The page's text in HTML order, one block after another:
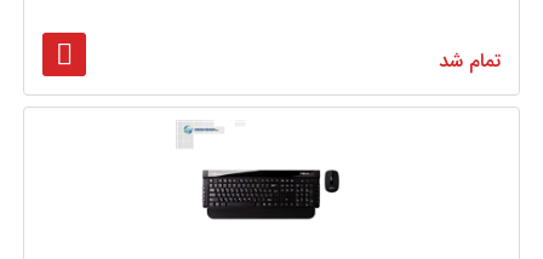
تمام شد